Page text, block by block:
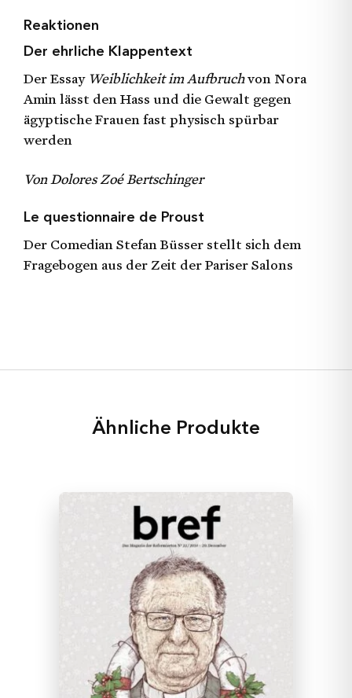
Geschichten
Reaktionen
Der ehrliche Klappentext
Der Essay Weiblichkeit im Aufbruchvon Nora
Amin lässt den Hass und die Gewalt gegen
ägyptische Frauen fast physisch spürbar
werden
Von Dolores Zoé Bertschinger
Le questionnaire de Proust
Der Comedian Stefan Büsser stellt sich dem
Fragebogen aus der Zeit der Pariser Salons
Ähnliche Produkte